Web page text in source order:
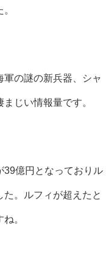
の謎の新兵器、シャ
じい情報量です。
39億円となっておりル
。ルフィが超えたと
。